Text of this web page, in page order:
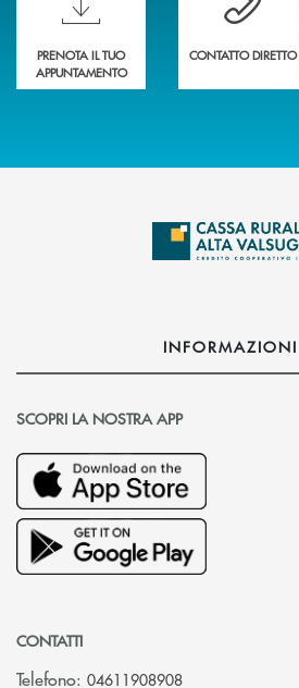
PRENOTA IL TUO
APPUNTAMENTO
CONTATTO DIRETTO
INFORMAZIONI
SCOPRI LA NOSTRA APP
CONTATTI
Telefono: 04611908908